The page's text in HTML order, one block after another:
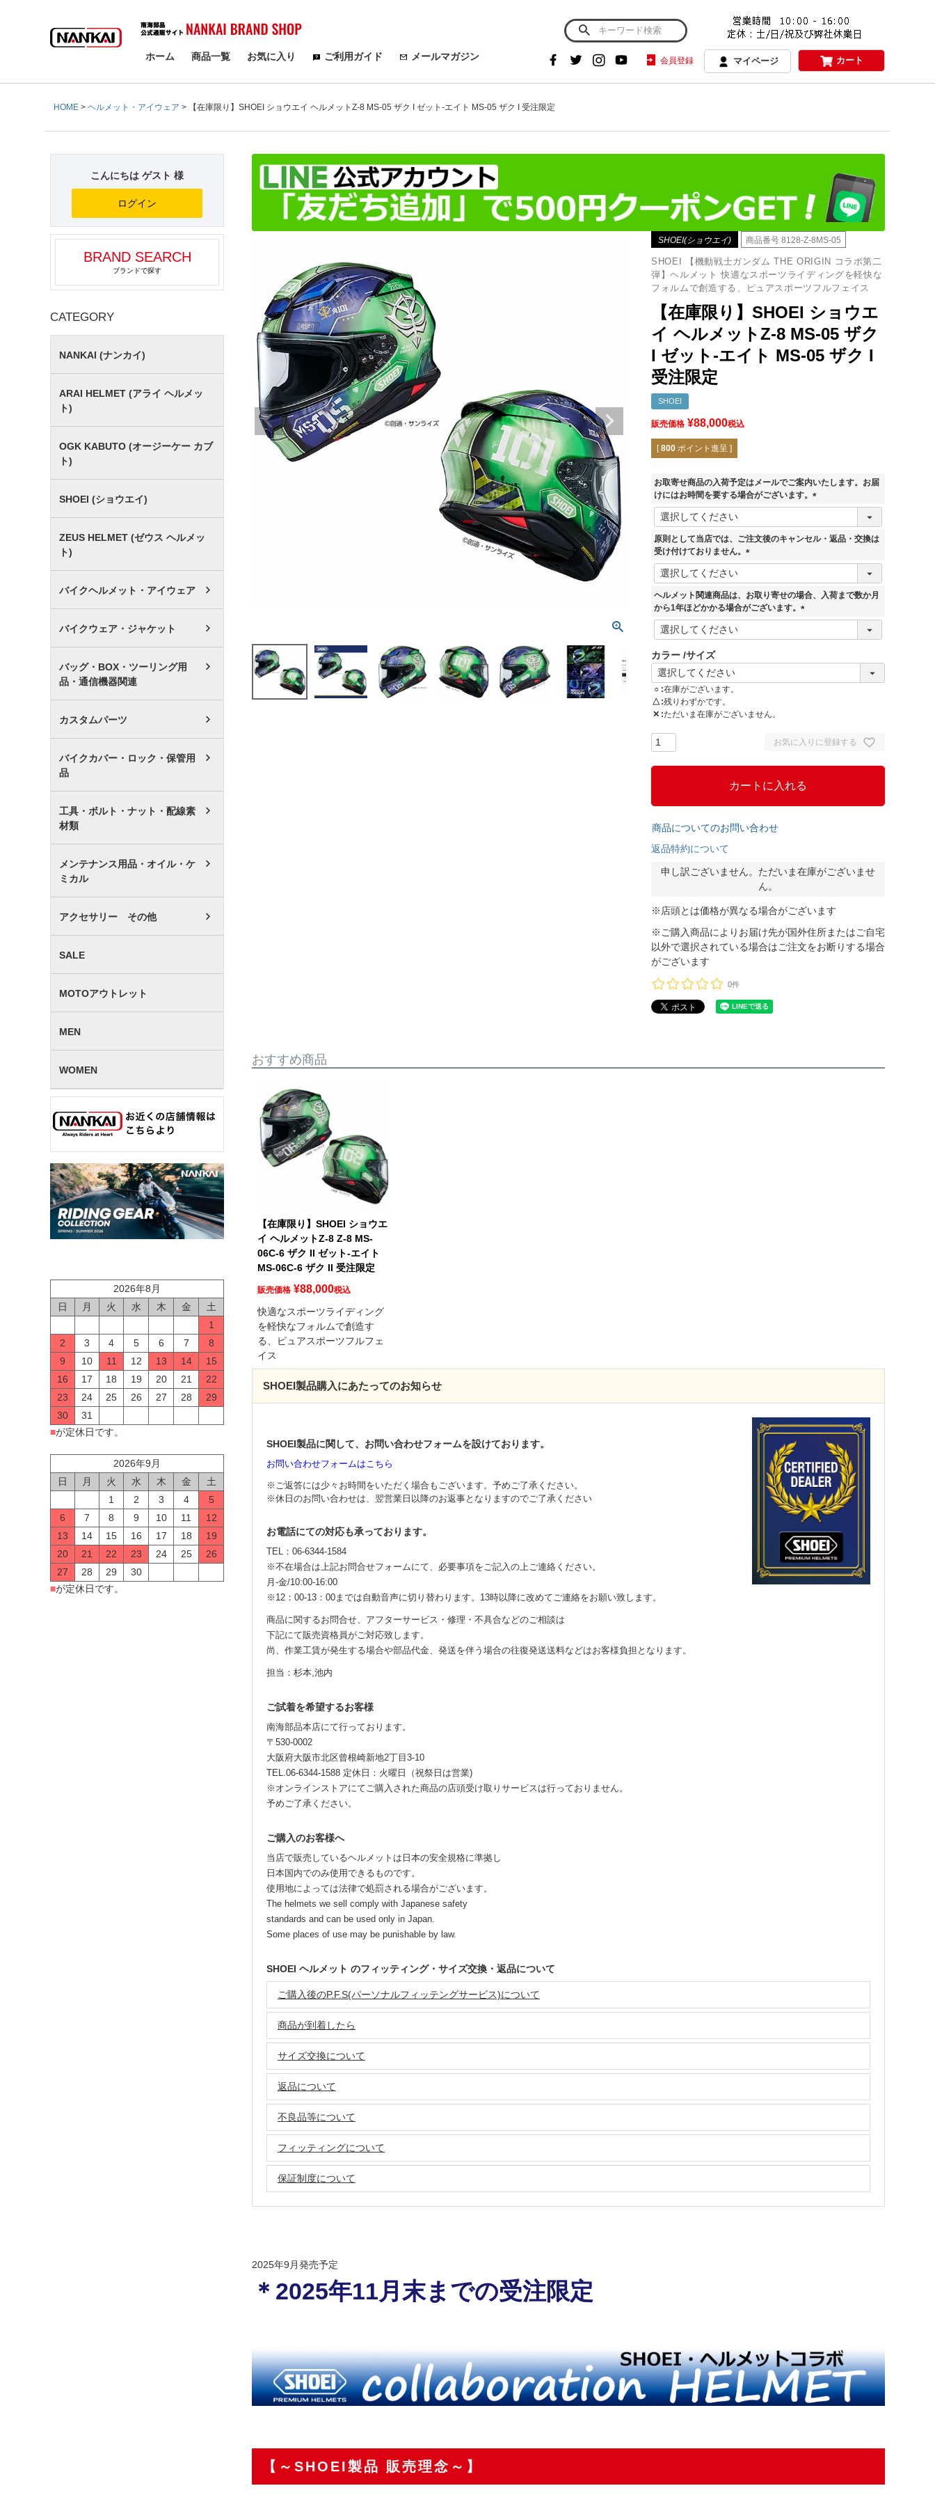
検索
ホーム 商品一覧 お気に入り ご利用ガイド メールマガジン 会員登録 マイページ カート
HOME ヘルメット・アイウェア 【在庫限り】SHOEI ショウエイ ヘルメットZ-8 MS-05 ザク I ゼット-エイト MS-05 ザク I 受注限定
こんにちは ゲスト 様
ログイン
BRAND SEARCH
ブランドで探す
CATEGORY
NANKAI (ナンカイ)
ARAI HELMET (アライ ヘルメッ
ト)
OGK KABUTO (オージーケー カブ
ト)
SHOEI (ショウエイ)
ZEUS HELMET (ゼウス ヘルメッ
ト)
バイクヘルメット・アイウェア
バイクウェア・ジャケット
バッグ・BOX・ツーリング用
品・通信機器関連
カスタムパーツ
バイクカバー・ロック・保管用
品
工具・ボルト・ナット・配線素
材類
メンテナンス用品・オイル・ケ
ミカル
アクセサリー その他
SALE
MOTOアウトレット
MEN
WOMEN
2026年8月
日
月 火 水 木 金
土
1
2
3 4 5 6 7
8
9
10 11 12 13 14
15
16
17 18 19 20 21
22
23
24 25 26 27 28
29
30
31
■が定休日です。
2026年9月
日
月 火 水 木 金
土
1
2 3 4
5
6
7 8 9 10 11
12
13
14 15 16 17 18
19
20
21 22 23 24 25
26
27
28 29
30
■が定休日です。
SHOEI(ショウエイ) 商品番号 8128-Z-8MS-05
SHOEI 【機動戦士ガンダム THE ORIGIN コラボ第二
弾】ヘルメット 快適なスポーツライディングを軽快な
フォルムで創造する、ピュアスポーツフルフェイス
【在庫限り】SHOEI ショウエ
イ ヘルメットZ-8 MS-05 ザク
I ゼット-エイト MS-05 ザク I
受注限定
SHOEI
販売価格 ¥88,000税込
[ 800 ポイント進呈 ]
お取寄せ商品の入荷予定はメールでご案内いたします。お届
けにはお時間を要する場合がございます。
(
須
原則として当店では、ご注文後のキャンセル・返品・交換は
受け付けておりません。
(
須
)
ヘルメット関連商品は、お取り寄せの場合、入荷まで数か月
から1年ほどかかる場合がございます。
(
)
カラー サイズ
○ 在庫がございます。
△ 残りわずかです。
✕ ただいま在庫がございません。
お気に入りに登録する
カートに入れる
商品についてのお問い合わせ
返品特約について
申し訳ございません。ただいま在庫がございませ
ん。
※店頭とは価格が異なる場合がございます
※ご購入商品によりお届け先が国外住所またはご自宅
以外で選択されている場合はご注文をお断りする場合
がございます
0件
おすすめ商品
【在庫限り】SHOEI ショウエ
イ ヘルメットZ-8 Z-8 MS-
06C-6 ザク II ゼット-エイト
MS-06C-6 ザク II 受注限定
販売価格 ¥88,000税込
快適なスポーツライディング
を軽快なフォルムで創造す
る、ピュアスポーツフルフェ
イス
SHOEI製品購入にあたってのお知らせ
SHOEI製品に関して、お問い合わせフォームを設けております。
お問い合わせフォームはこちら
※ご返答には少々お時間をいただく場合もございます。予めご了承ください。
※休日のお問い合わせは、翌営業日以降のお返事となりますのでご了承ください
お電話にての対応も承っております。
TEL：06-6344-1584
※不在場合は上記お問合せフォームにて、必要事項をご記入の上ご連絡ください。
月-金/10:00-16:00
※12：00-13：00までは自動音声に切り替わります。13時以降に改めてご連絡をお願い致します。
商品に関するお問合せ、アフターサービス・修理・不具合などのご相談は
下記にて販売資格員がご対応致します。
尚、作業工賃が発生する場合や部品代金、発送を伴う場合の往復発送送料などはお客様負担となります。
担当：杉本,池内
ご試着を希望するお客様
南海部品本店にて行っております。
〒530-0002
大阪府大阪市北区曾根崎新地2丁目3-10
TEL.06-6344-1588 定休日：火曜日（祝祭日は営業)
※オンラインストアにてご購入された商品の店頭受け取りサービスは行っておりません。
予めご了承ください。
ご購入のお客様へ
当店で販売しているヘルメットは日本の安全規格に準拠し
日本国内でのみ使用できるものです。
使用地によっては法律で処罰される場合がございます。
The helmets we sell comply with Japanese safety
standards and can be used only in Japan.
Some places of use may be punishable by law.
SHOEI ヘルメット のフィッティング・サイズ交換・返品について
ご購入後のP.F.S(パーソナルフィッテングサービス)について
商品が到着したら
サイズ交換について
返品について
不良品等について
フィッティングについて
保証制度について
2025年9月発売予定
＊2025年11月末までの受注限定
【～SHOEI製品 販売理念～】